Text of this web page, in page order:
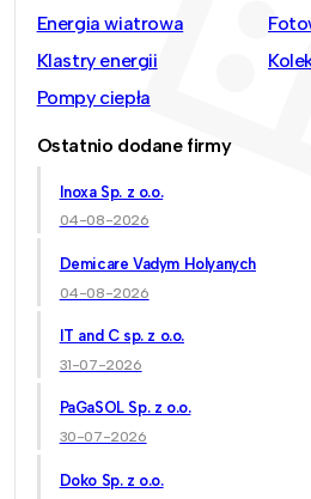
Energia wiatrowa
Klastry energii
Pompy ciepła
Ostatnio dodane firmy
Inoxa Sp. z o.o.
04-08-2026
Demicare Vadym Holyanych
04-08-2026
IT and C sp. z o.o.
31-07-2026
PaGaSOL Sp. z o.o.
30-07-2026
Doko Sp. z o.o.